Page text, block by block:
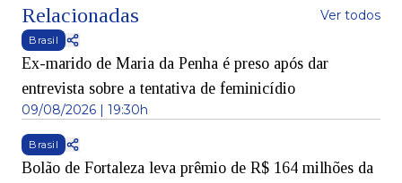
Relacionadas Ver todos
Brasil
Ex-marido de Maria da Penha é preso após dar
entrevista sobre a tentativa de feminicídio
09/08/2026 | 19:30h
Brasil
Bolão de Fortaleza leva prêmio de R$ 164 milhões da